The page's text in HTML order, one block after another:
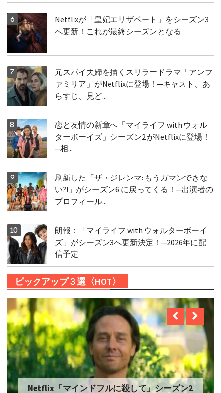
Netflixが「皇妃エリザベート」をシーズン3
へ更新！これが最終シーズンとなる
元スパイ夫婦を描くスリラードラマ「アンフ
ァミリア」がNetflixに登場！─キャスト、あ
らすじ、見ど...
恋と友情の新章へ「マイライフ with ウォル
ターボーイズ」シーズン2 がNetflixに登場！
─相...
刷新した「ザ・ジレンマ: もうガマンできな
い?!」がシーズン6 に戻ってくる！─出演者の
プロフィール...
朗報：「マイライフ with ウォルターボーイ
ズ」がシーズン3へ更新決定！─2026年に配
信予定
ピックアップ３選〈HOT〉
Netflix「マインドフルに殺して」シーズン2